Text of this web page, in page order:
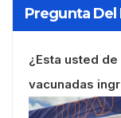
Pregunta Del
¿Esta usted
vacunadas